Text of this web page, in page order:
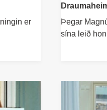
er
Þegar
sína leið